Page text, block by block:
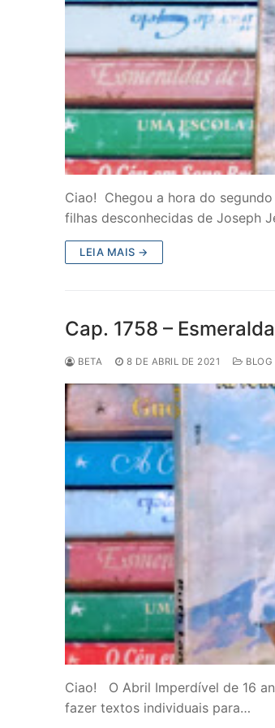
Ciao! Chegou a hora do
filhas desconhecidas de Joseph
LEIA MAIS →
Cap. 1758 –
BETA 8 DE ABRIL DE 2021 BLOG
Ciao! O Abril Imperdível de 16
fazer textos individuais para…